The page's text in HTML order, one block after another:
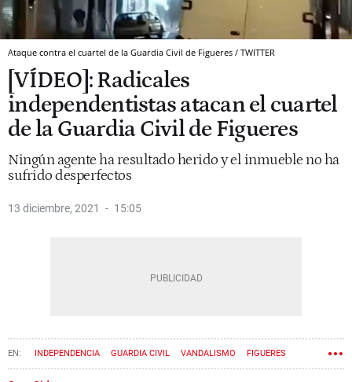
Ataque contra el cuartel de la Guardia Civil de Figueres / TWITTER
[VÍDEO]: Radicales
independentistas atacan el cuartel
de la Guardia Civil de Figueres
Ningún agente ha resultado herido y el inmueble no ha
sufrido desperfectos
13 diciembre, 2021 15:05
INDEPENDENCIA GUARDIA CIVIL VANDALISMO FIGUERES